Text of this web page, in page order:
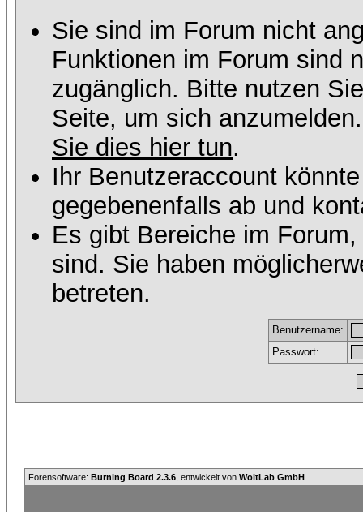
Sie sind im Forum nicht
Funktionen im Forum sind
zugänglich. Bitte nutzen
Seite, um sich
Sie dies hier tun.
Ihr Benutzeraccount
gegebenenfalls ab und
Es gibt Bereiche im
sind. Sie haben
betreten.
Benutzername:
Passwort:
Forensoftware: Burning Board 2.3.6 , entwickelt von WoltLab GmbH